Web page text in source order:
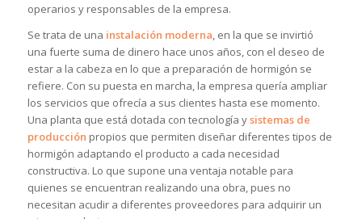
operarios y responsables de la empresa.
Se trata de una instalación moderna, en la que se invirtió
una fuerte suma de dinero hace unos años, con el deseo de
estar a la cabeza en lo que a preparación de hormigón se
refiere. Con su puesta en marcha, la empresa quería ampliar
los servicios que ofrecía a sus clientes hasta ese momento.
Una planta que está dotada con tecnología ysistemas de
producción propios que permiten diseñar diferentes tipos de
hormigón adaptando el producto a cada necesidad
constructiva. Lo que supone una ventaja notable para
quienes se encuentran realizando una obra, pues no
necesitan acudir a diferentes proveedores para adquirir un